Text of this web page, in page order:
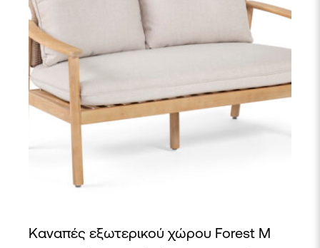
Καναπές εξωτερικού χώρου Forest M